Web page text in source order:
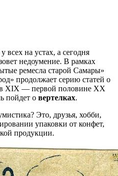
всех на устах, а сегодня
недоумение. В рамках
ремесла старой Самары»
продолжает серию статей о
XIX — первой половине XX
пойдет о вертелках.
Это, друзья, хобби,
упаковки от конфет,
продукции.